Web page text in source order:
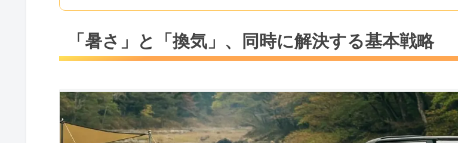
「暑さ」と「換気」、同時に解決する基本戦略